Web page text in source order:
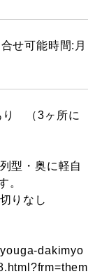
せ可能時間:月
り （3ヶ所に
型・奥に軽自
。
りなし
dakimyo